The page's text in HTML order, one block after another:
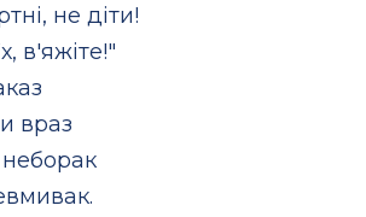
не діти!
в'яжіте!"
враз